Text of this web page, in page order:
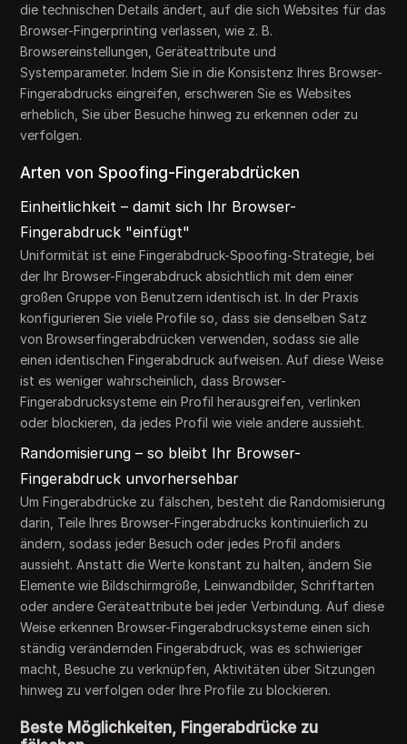
die technischen Details ändert, auf die sich Websites für das
Browser-Fingerprinting verlassen, wie z. B.
Browsereinstellungen, Geräteattribute und
Systemparameter. Indem Sie in die Konsistenz Ihres Browser-
Fingerabdrucks eingreifen, erschweren Sie es Websites
erheblich, Sie über Besuche hinweg zu erkennen oder zu
verfolgen.
Arten von Spoofing-Fingerabdrücken
Einheitlichkeit – damit sich Ihr Browser-
Fingerabdruck "einfügt"
Uniformität ist eine Fingerabdruck-Spoofing-Strategie, bei
der Ihr Browser-Fingerabdruck absichtlich mit dem einer
großen Gruppe von Benutzern identisch ist. In der Praxis
konfigurieren Sie viele Profile so, dass sie denselben Satz
von Browserfingerabdrücken verwenden, sodass sie alle
einen identischen Fingerabdruck aufweisen. Auf diese Weise
ist es weniger wahrscheinlich, dass Browser-
Fingerabdrucksysteme ein Profil herausgreifen, verlinken
oder blockieren, da jedes Profil wie viele andere aussieht.
Randomisierung – so bleibt Ihr Browser-
Fingerabdruck unvorhersehbar
Um Fingerabdrücke zu fälschen, besteht die Randomisierung
darin, Teile Ihres Browser-Fingerabdrucks kontinuierlich zu
ändern, sodass jeder Besuch oder jedes Profil anders
aussieht. Anstatt die Werte konstant zu halten, ändern Sie
Elemente wie Bildschirmgröße, Leinwandbilder, Schriftarten
oder andere Geräteattribute bei jeder Verbindung. Auf diese
Weise erkennen Browser-Fingerabdrucksysteme einen sich
ständig verändernden Fingerabdruck, was es schwieriger
macht, Besuche zu verknüpfen, Aktivitäten über Sitzungen
hinweg zu verfolgen oder Ihre Profile zu blockieren.
Beste Möglichkeiten, Fingerabdrücke zu